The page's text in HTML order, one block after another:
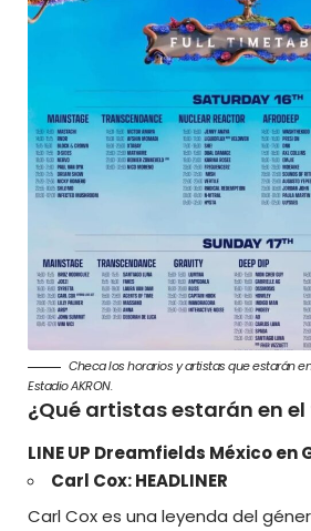
Checa los horarios y artistas que estarán
Estadio AKRON.
¿Qué artistas estarán en
LINE UP Dreamfields México
Carl Cox: HEADLINER
Carl Cox es una leyenda del